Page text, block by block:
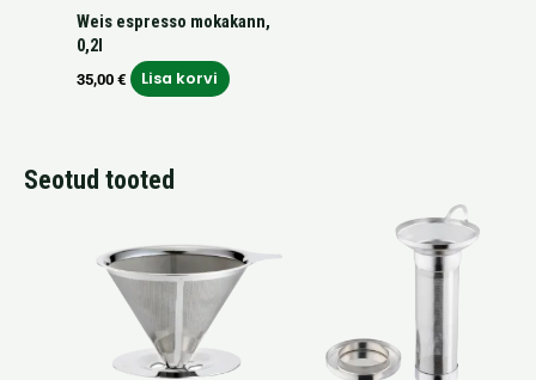
Weis espresso mokakann,
0,2l
35,00 € Lisa korvi
Seotud tooted